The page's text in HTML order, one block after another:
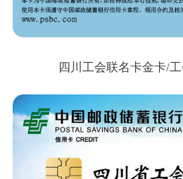
四川工会联名卡金卡/